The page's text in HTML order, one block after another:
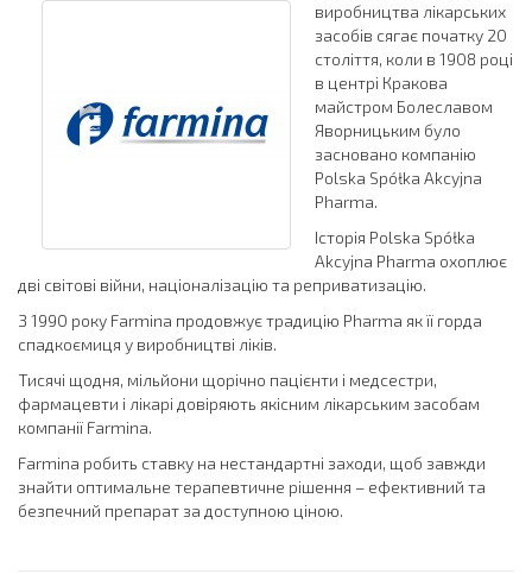
виробництва лікарських
засобів сягає початку 20
століття, коли в 1908 році
в центрі Кракова
майстром Болеславом
Яворницьким було
засновано компанію
Polska Spółka Akcyjna
Pharma.
Історія Polska Spółka
Akcyjna Pharma охоплює
дві світові війни, націоналізацію та реприватизацію.
З 1990 року Farmina продовжує традицію Pharma як її горда
спадкоємиця у виробництві ліків.
Тисячі щодня, мільйони щорічно пацієнти і медсестри,
фармацевти і лікарі довіряють якісним лікарським засобам
компанії Farmina.
Farmina робить ставку на нестандартні заходи, щоб завжди
знайти оптимальне терапевтичне рішення – ефективний та
безпечний препарат за доступною ціною.